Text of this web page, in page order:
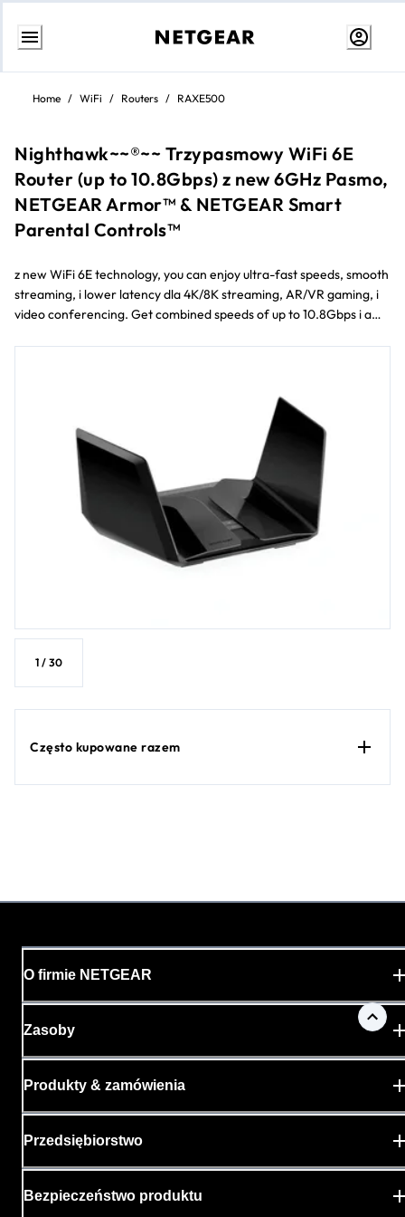
Przejdź
treściHome / WiFi / Routers / RAXE500
Nighthawk~~®~~ Trzypasmowy WiFi 6E
Router (up to 10.8Gbps) z new 6GHz Pasmo,
NETGEAR Armor™ & NETGEAR Smart
Parental Controls™
z new WiFi 6E technology, you can enjoy ultra-fast speeds, smooth
streaming, i lower latency dla 4K/8K streaming, AR/VR gaming, i
video conferencing. Get combined speeds of up to 10.8Gbps i a
1 / 30
Często kupowane razem
O firmie NETGEAR
Zasoby
Produkty & zamówienia
Przedsiębiorstwo
Bezpieczeństwo produktu